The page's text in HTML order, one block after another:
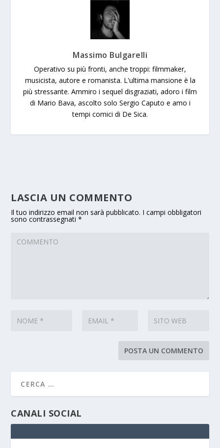
Massimo Bulgarelli
Operativo su più fronti, anche troppi: filmmaker,
musicista, autore e romanista. L'ultima mansione è la
più stressante. Ammiro i sequel disgraziati, adoro i film
di Mario Bava, ascolto solo Sergio Caputo e amo i
tempi comici di De Sica.
LASCIA UN COMMENTO
Il tuo indirizzo email non sarà pubblicato. I campi obbligatori
sono contrassegnati*
CANALI SOCIAL